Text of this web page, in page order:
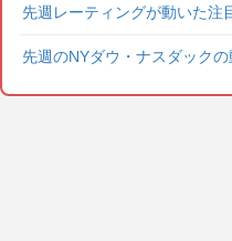
先週レーティングが動いた注
先週のNYダウ・ナスダック